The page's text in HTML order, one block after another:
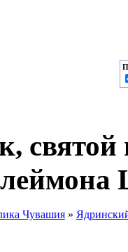
Чувашия»